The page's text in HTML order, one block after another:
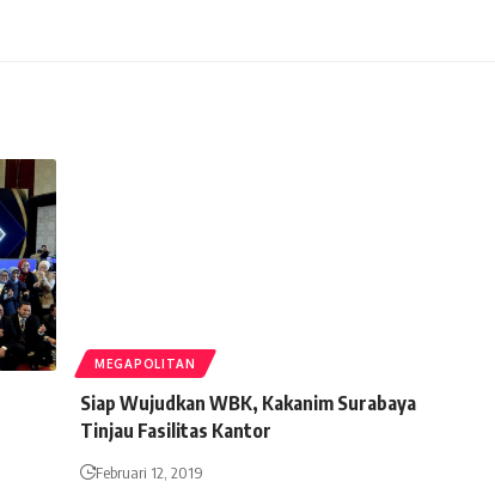
MEGAPOLITAN
Siap Wujudkan WBK, Kakanim Surabaya
Tinjau Fasilitas Kantor
Februari 12, 2019